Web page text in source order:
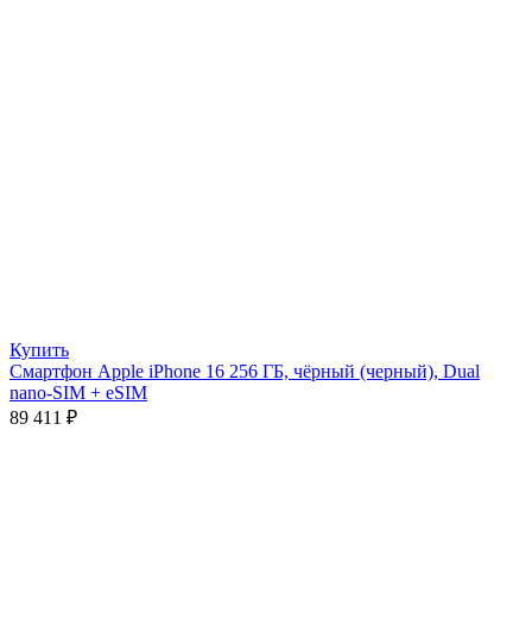
Купить
Смартфон Apple iPhone 16 256 ГБ, чёрный (черный), Dual
nano-SIM + eSIM
89 411 ₽